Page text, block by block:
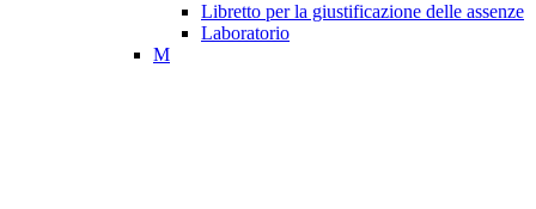
Libretto per la giustificazione delle assenze
Laboratorio
M